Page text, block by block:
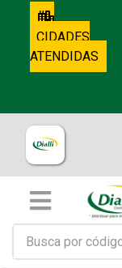
CIDADES
ATENDIDAS